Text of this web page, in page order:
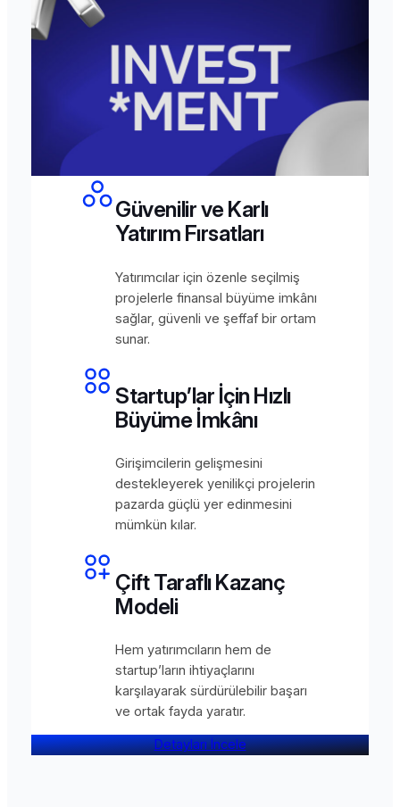
Güvenilir ve Karlı
Yatırım Fırsatları
Yatırımcılar için özenle seçilmiş
projelerle finansal büyüme imkânı
sağlar, güvenli ve şeffaf bir ortam
sunar.
Startup’lar İçin Hızlı
Büyüme İmkânı
Girişimcilerin gelişmesini
destekleyerek yenilikçi projelerin
pazarda güçlü yer edinmesini
mümkün kılar.
Çift Taraflı Kazanç
Modeli
Hem yatırımcıların hem de
startup’ların ihtiyaçlarını
karşılayarak sürdürülebilir başarı
ve ortak fayda yaratır.
Detayları İncele